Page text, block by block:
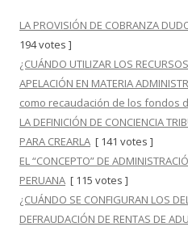
LA PROVISIÓN DE COBRANZA
194 votes ]
¿CUÁNDO UTILIZAR LOS
APELACIÓN EN MATERIA
como recaudación de los fondos
LA DEFINICIÓN DE CONCIENCIA
PARA CREARLA [ 141 votes ]
EL “CONCEPTO” DE
PERUANA [ 115 votes ]
¿CUÁNDO SE CONFIGURAN LOS
DEFRAUDACIÓN DE RENTAS DE